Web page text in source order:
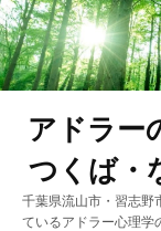
アドラー
つくば・
千葉県流山市・習志野
ているアドラー心理学